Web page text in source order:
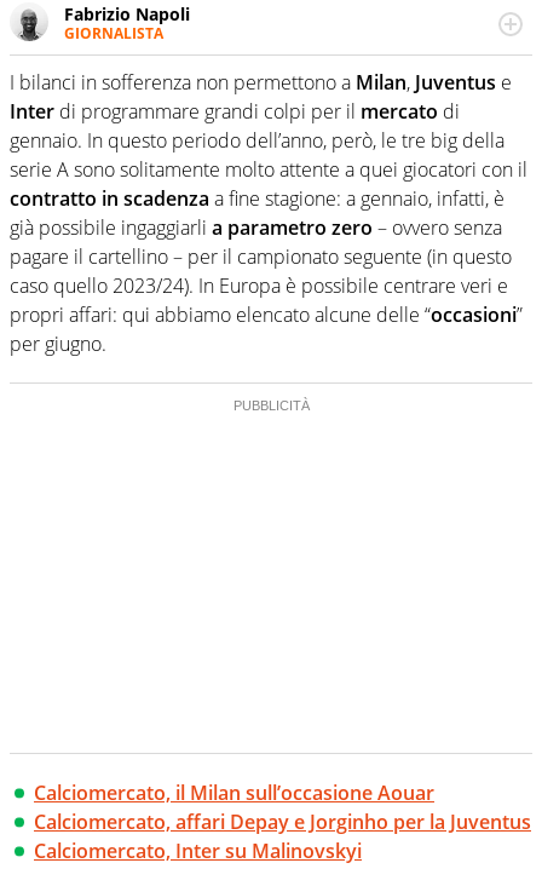
Fabrizio Napoli
GIORNALISTA
Giornalista professionista, per Virgilio Sport segue anche
il calcio ma è con la pallanuoto che esalta competenze e
passioni. Cura la comunicazione di HaBaWaBa, il più
grande festival di waterpolo per bambini al mondo
I bilanci in sofferenza non permettono a Milan, Juventus e
Inter di programmare grandi colpi per il mercato di
gennaio. In questo periodo dell’anno, però, le tre big della
serie A sono solitamente molto attente a quei giocatori con il
contratto in scadenza a fine stagione: a gennaio, infatti, è
già possibile ingaggiarli a parametro zero – ovvero senza
pagare il cartellino – per il campionato seguente (in questo
caso quello 2023/24). In Europa è possibile centrare veri e
propri affari: qui abbiamo elencato alcune delle “occasioni”
per giugno.
Calciomercato, il Milan sull’occasione Aouar
Calciomercato, affari Depay e Jorginho per la Juventus
Calciomercato, Inter su Malinovskyi